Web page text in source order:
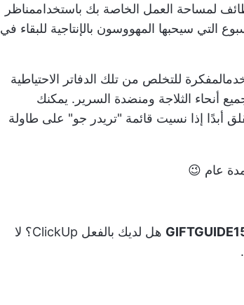
لمساحة العمل الخاصة بك باستخداممناظر
التي سيحبها المهووسون بالإنتاجية للبقاء في
المفكرة للتخلص من تلك الدفاتر الاحتياطية
أنحاء الثلاجة ومنضدة السرير. يمكنك
أبدًا إذا نسيت قائمة "تريدر جو" على طاولة
عام 😉
هل لديك بالفعل ClickUp؟ لا